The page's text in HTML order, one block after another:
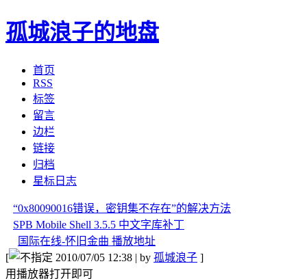
孤城浪子的地盘
首页
RSS
标签
留言
边栏
链接
归档
星标日志
“0x80090016错误，密钥集不存在”的解决方法
SPB Mobile Shell 3.5.5 中文字库补丁
国际在线-怀旧金曲 播放地址
[
2010/07/05 12:38 | by 孤城浪子 ]
用播放器打开即可